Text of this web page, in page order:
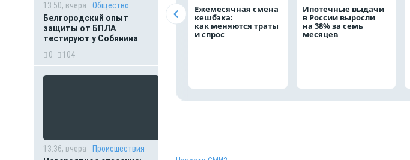
13:50, вчера
Общество
Белгородский опыт
защиты от БПЛА
тестируют у Собянина
0
104
13:36, вчера
Происшествия
Ежемесячная смена
кешбэка:
как меняются траты
и спрос
Ипотечные выдачи
в России выросли
на 38% за семь
месяцев